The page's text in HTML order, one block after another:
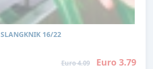
JBL ANTIKINK SLANGKNIK 16/22
Euro 4.09 Euro 3.79